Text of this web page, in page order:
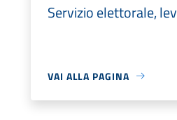
Servizio elettorale,
VAI ALLA PAGINA